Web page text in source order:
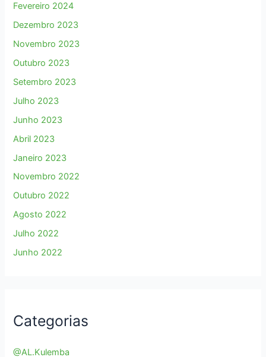
Fevereiro 2024
Dezembro 2023
Novembro 2023
Outubro 2023
Setembro 2023
Julho 2023
Junho 2023
Abril 2023
Janeiro 2023
Novembro 2022
Outubro 2022
Agosto 2022
Julho 2022
Junho 2022
Categorias
@AL.Kulemba